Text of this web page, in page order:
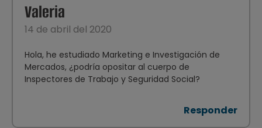
Valeria
14 de abril del 2020
Hola, he estudiado Marketing e Investigación de
Mercados, ¿podría opositar al cuerpo de
Inspectores de Trabajo y Seguridad Social?
Responder